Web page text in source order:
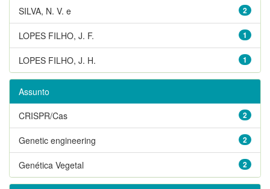
2
SILVA, N. V. e
1
LOPES FILHO, J. F.
1
LOPES FILHO, J. H.
Assunto
2
CRISPR/Cas
2
Genetic engineering
2
Genética Vegetal